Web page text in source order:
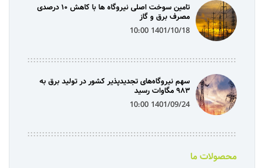
تامین سوخت اصلی نیروگاه ها با کاهش ۱۰ درصدی
مصرف برق و گاز
1401/10/18 10:00
سهم نیروگاه‌های تجدیدپذیر کشور در تولید برق به
۹۸۳ مگاوات رسید
1401/09/24 10:00
محصولات ما